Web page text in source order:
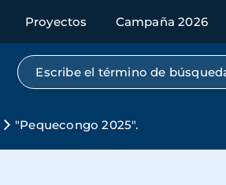
Proyectos Campaña 2026
Búsqueda por texto completo
"Pequecongo 2025".